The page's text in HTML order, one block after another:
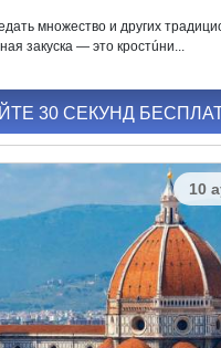
множество и других
закуска — это кростúни...
30 СЕКУНД
10